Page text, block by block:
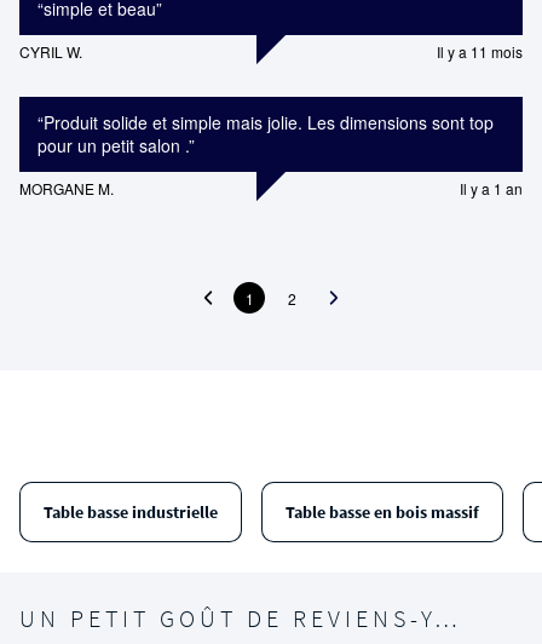
“simple et beau”
CYRIL W. Il y a 11 mois
“Produit solide et simple mais jolie. Les dimensions sont top
pour un petit salon .”
MORGANE M. Il y a 1 an
1 2
Table basse industrielle Table basse en bois massif
UN PETIT GOÛT DE REVIENS-Y…